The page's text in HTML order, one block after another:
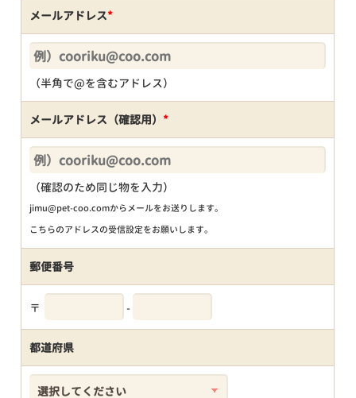
メールアドレス*
（半角で@を含むアドレス）
メールアドレス（確認用） *
（確認のため同じ物を入力）
jimu@pet-coo.comからメールをお送りします。
こちらのアドレスの受信設定をお願いします。
郵便番号
〒 -
都道府県